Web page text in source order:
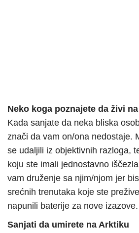
Neko koga poznajete da živi
Kada sanjate da neka bliska
znači da vam on/ona nedostaje.
se udaljili iz objektivnih razloga,
koju ste imali jednostavno
vam druženje sa njim/njom jer
srećnih trenutaka koje ste
napunili baterije za nove izazove.
Sanjati da umirete na Arktiku